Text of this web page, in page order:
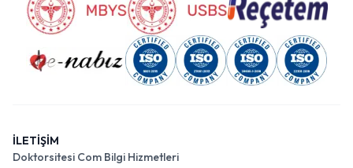
İLETİŞİM
Doktorsitesi Com Bilgi Hizmetleri